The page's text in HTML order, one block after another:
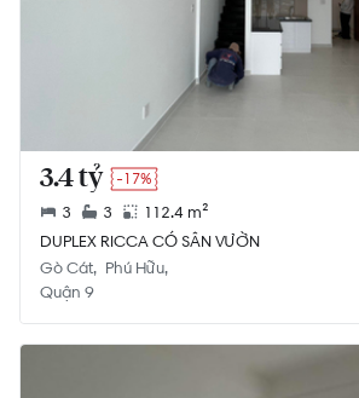
3.4 tỷ -17%
3 3
112.4 m²
DUPLEX RICCA CÓ SÂN VƯỜN
Gò Cát
Phú Hữu
Quận 9